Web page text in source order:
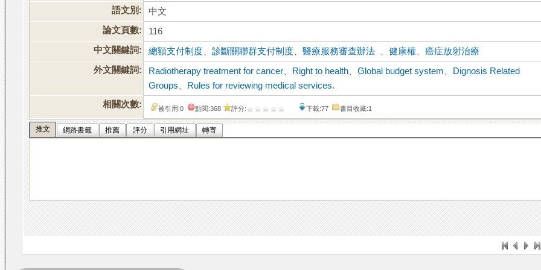
語文別:
中文
論文頁數:
116
中文關鍵詞:
總額支付制度 、診斷關聯群支付制度 、醫療服務審查辦法 、健康權 、癌症放射治療
外文關鍵詞:
Radiotherapy treatment for cancer Right to health 、Global budget system
Dignosis Related
Groups
Rules for reviewing medical services.
相關次數:
被引用:0 點閱:368 評分: 下載:77 書目收藏:1
推文 網路書籤 推薦 評分 引用網址 轉寄